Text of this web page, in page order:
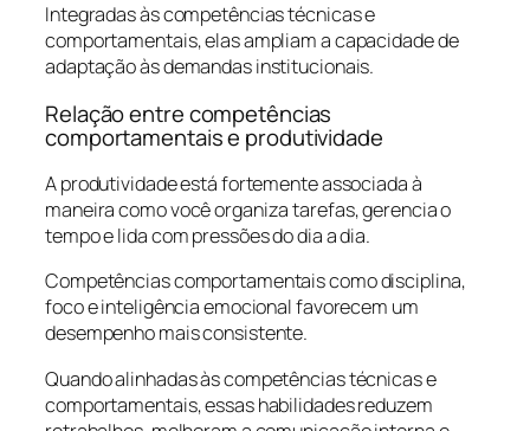
Integradas às competências técnicas e
comportamentais, elas ampliam a capacidade de
adaptação às demandas institucionais.
Relação entre competências
comportamentais e produtividade
A produtividade está fortemente associada à
maneira como você organiza tarefas, gerencia o
tempo e lida com pressões do dia a dia.
Competências comportamentais como disciplina,
foco e inteligência emocional favorecem um
desempenho mais consistente.
Quando alinhadas às competências técnicas e
comportamentais, essas habilidades reduzem